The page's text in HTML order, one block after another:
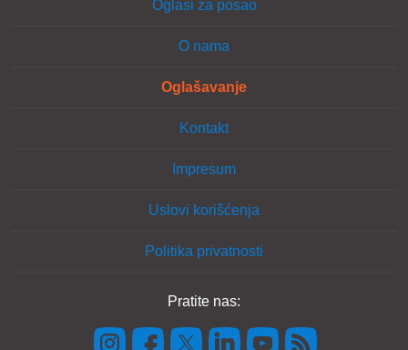
Oglasi za posao
O nama
Oglašavanje
Kontakt
Impresum
Uslovi korišćenja
Politika privatnosti
Pratite nas: